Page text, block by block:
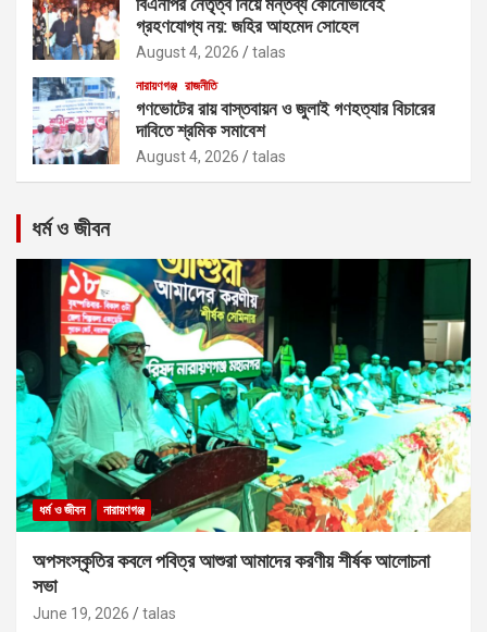
গ্রহণযোগ্য নয়: জহির আহমেদ সোহেল
August 4, 2026 talas
নারায়ণগঞ্জ রাজনীতি
গণভোটের রায় বাস্তবায়ন ও জুলাই গণহত্যার বিচারের
দাবিতে শ্রমিক সমাবেশ
August 4, 2026 talas
ধর্ম ও জীবন
ধর্ম ও জীবন নারায়ণগঞ্জ
অপসংস্কৃতির কবলে পবিত্র আশুরা আমাদের করণীয় শীর্ষক আলোচনা
সভা
June 19, 2026 talas